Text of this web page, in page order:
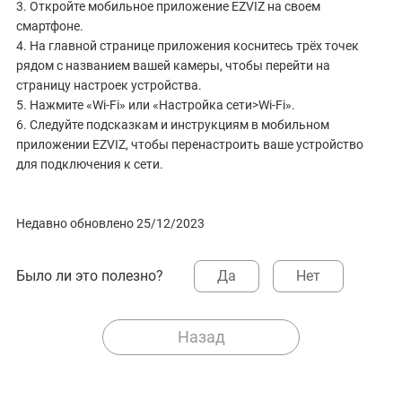
3. Откройте мобильное приложение EZVIZ на своем
смартфоне.
4. На главной странице приложения коснитесь трёх точек
рядом с названием вашей камеры, чтобы перейти на
страницу настроек устройства.
5. Нажмите «Wi-Fi» или «Настройка сети>Wi-Fi».
6. Следуйте подсказкам и инструкциям в мобильном
приложении EZVIZ, чтобы перенастроить ваше устройство
для подключения к сети.
Недавно обновлено 25/12/2023
Было ли это полезно? Да Нет
Назад